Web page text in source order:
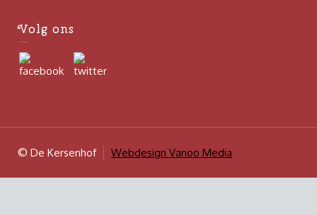
Volg ons
© De Kersenhof Webdesign Vanoo Media